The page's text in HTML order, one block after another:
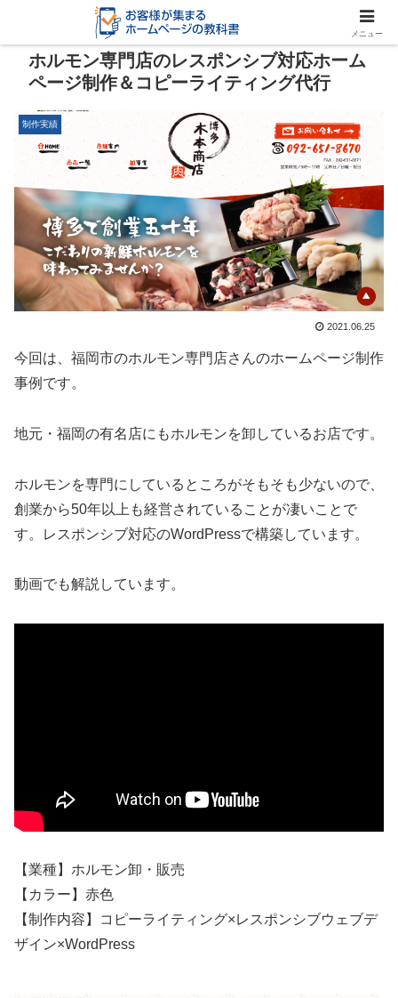
ホルモン専門店のレスポンシブ対応ホーム
ページ制作＆コピーライティング代行
制作実績
2021.06.25
今回は、福岡市のホルモン専門店さんのホームページ制作
事例です。
地元・福岡の有名店にもホルモンを卸しているお店です。
ホルモンを専門にしているところがそもそも少ないので、
創業から50年以上も経営されていることが凄いことで
す。レスポンシブ対応のWordPressで構築しています。
動画でも解説しています。
【業種】ホルモン卸・販売
【カラー】赤色
【制作内容】コピーライティング×レスポンシブウェブデ
ザイン×WordPress
メニュー